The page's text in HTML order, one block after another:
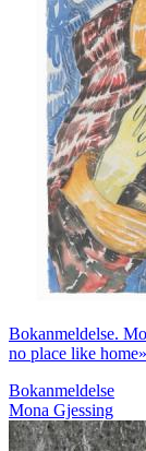
Bokanmeldelse.
no place like home»
Bokanmeldelse
Mona Gjessing